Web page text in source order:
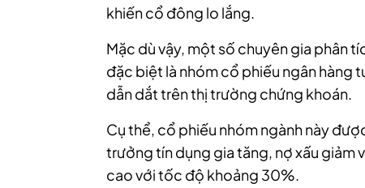
khiến cổ đông lo lắng.
Mặc dù vậy, một số chuyên gia phân
đặc biệt là nhóm cổ phiếu ngân hàng
dẫn dắt trên thị trường chứng khoán.
Cụ thể, cổ phiếu nhóm ngành này
trưởng tín dụng gia tăng, nợ xấu giảm
cao với tốc độ khoảng 30%.